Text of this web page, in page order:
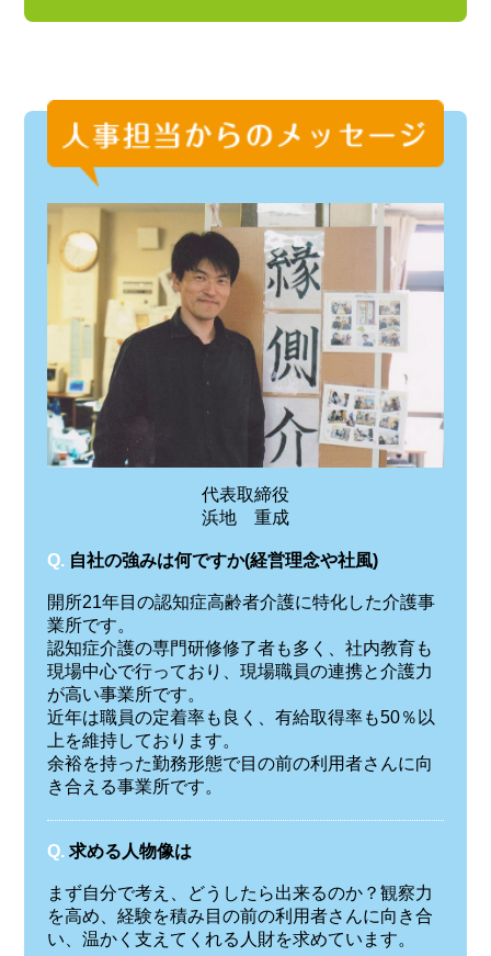
代表取締役
浜地 重成
Q. 自社の強みは何ですか(経営理念や社風)
開所21年目の認知症高齢者介護に特化した介護事
業所です。
認知症介護の専門研修修了者も多く、社内教育も
現場中心で行っており、現場職員の連携と介護力
が高い事業所です。
近年は職員の定着率も良く、有給取得率も50％以
上を維持しております。
余裕を持った勤務形態で目の前の利用者さんに向
き合える事業所です。
Q. 求める人物像は
まず自分で考え、どうしたら出来るのか？観察力
を高め、経験を積み目の前の利用者さんに向き合
い、温かく支えてくれる人財を求めています。